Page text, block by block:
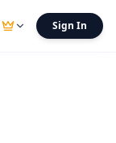
Sign In